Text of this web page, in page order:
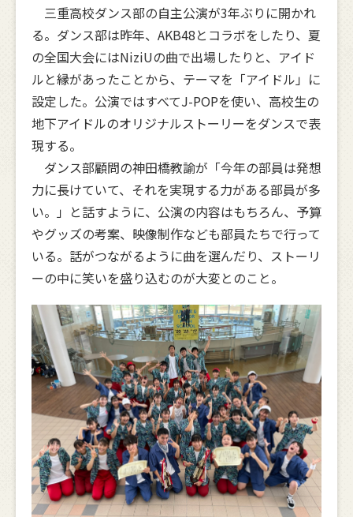
三重高校ダンス部の自主公演が3年ぶりに開かれ
る。ダンス部は昨年、AKB48とコラボをしたり、夏
の全国大会にはNiziUの曲で出場したりと、アイド
ルと縁があったことから、テーマを「アイドル」に
設定した。公演ではすべてJ-POPを使い、高校生の
地下アイドルのオリジナルストーリーをダンスで表
現する。
ダンス部顧問の神田橋教諭が「今年の部員は発想
力に長けていて、それを実現する力がある部員が多
い。」と話すように、公演の内容はもちろん、予算
やグッズの考案、映像制作なども部員たちで行って
いる。話がつながるように曲を選んだり、ストーリ
ーの中に笑いを盛り込むのが大変とのこと。